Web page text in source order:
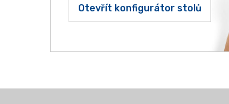
Otevřít konfigurátor stolů